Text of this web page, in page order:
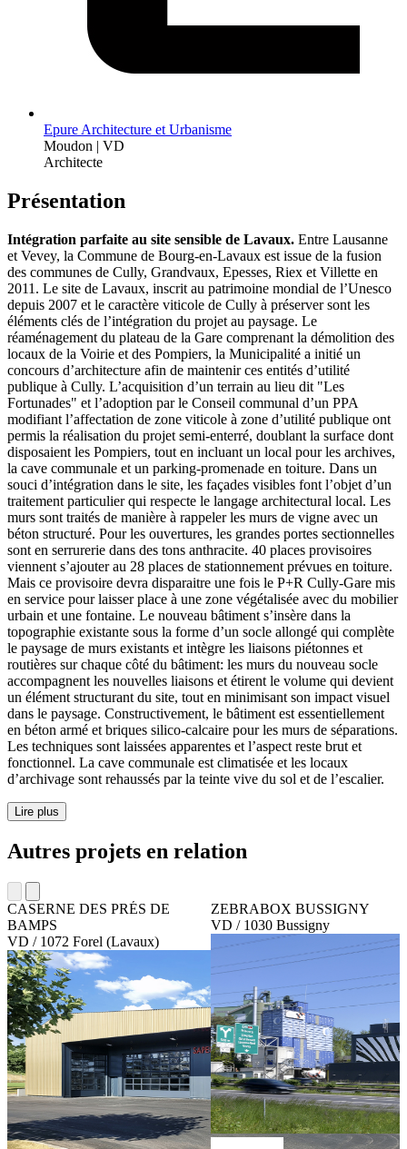
Epure Architecture et Urbanisme
Moudon | VD
Architecte
Présentation
Intégration parfaite au site sensible de Lavaux. Entre Lausanne
et Vevey, la Commune de Bourg-en-Lavaux est issue de la fusion
des communes de Cully, Grandvaux, Epesses, Riex et Villette en
2011. Le site de Lavaux, inscrit au patrimoine mondial de l’Unesco
depuis 2007 et le caractère viticole de Cully à préserver sont les
éléments clés de l’intégration du projet au paysage. Le
réaménagement du plateau de la Gare comprenant la démolition des
locaux de la Voirie et des Pompiers, la Municipalité a initié un
concours d’architecture afin de maintenir ces entités d’utilité
publique à Cully. L’acquisition d’un terrain au lieu dit "Les
Fortunades" et l’adoption par le Conseil communal d’un PPA
modifiant l’affectation de zone viticole à zone d’utilité publique ont
permis la réalisation du projet semi-enterré, doublant la surface dont
disposaient les Pompiers, tout en incluant un local pour les archives,
la cave communale et un parking-promenade en toiture. Dans un
souci d’intégration dans le site, les façades visibles font l’objet d’un
traitement particulier qui respecte le langage architectural local. Les
murs sont traités de manière à rappeler les murs de vigne avec un
béton structuré. Pour les ouvertures, les grandes portes sectionnelles
sont en serrurerie dans des tons anthracite. 40 places provisoires
viennent s’ajouter au 28 places de stationnement prévues en toiture.
Mais ce provisoire devra disparaitre une fois le P+R Cully-Gare mis
en service pour laisser place à une zone végétalisée avec du mobilier
urbain et une fontaine. Le nouveau bâtiment s’insère dans la
topographie existante sous la forme d’un socle allongé qui complète
le paysage de murs existants et intègre les liaisons piétonnes et
routières sur chaque côté du bâtiment: les murs du nouveau socle
accompagnent les nouvelles liaisons et étirent le volume qui devient
un élément structurant du site, tout en minimisant son impact visuel
dans le paysage. Constructivement, le bâtiment est essentiellement
en béton armé et briques silico-calcaire pour les murs de séparations.
Les techniques sont laissées apparentes et l’aspect reste brut et
fonctionnel. La cave communale est climatisée et les locaux
d’archivage sont rehaussés par la teinte vive du sol et de l’escalier.
Lire plus
Autres projets en relation
CASERNE DES PRÉS DE
BAMPS
VD / 1072 Forel (Lavaux)
ZEBRABOX BUSSIGNY
VD / 1030 Bussigny